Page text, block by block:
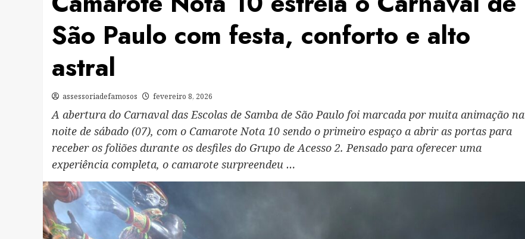
São Paulo com festa, conforto e alto
astral
assessoriadefamosos fevereiro 8, 2026
A abertura do Carnaval das Escolas de Samba de São Paulo foi marcada por muita animação na
noite de sábado (07), com o Camarote Nota 10 sendo o primeiro espaço a abrir as portas para
receber os foliões durante os desfiles do Grupo de Acesso 2. Pensado para oferecer uma
experiência completa, o camarote surpreendeu …